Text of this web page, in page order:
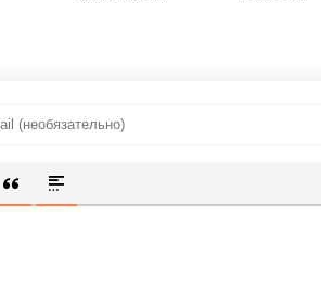
ССЫЛКУ
СКРЫТОГО ТЕКСТА
ЦИТАТЫ
ВСТАВКА СПОЙЛЕРА